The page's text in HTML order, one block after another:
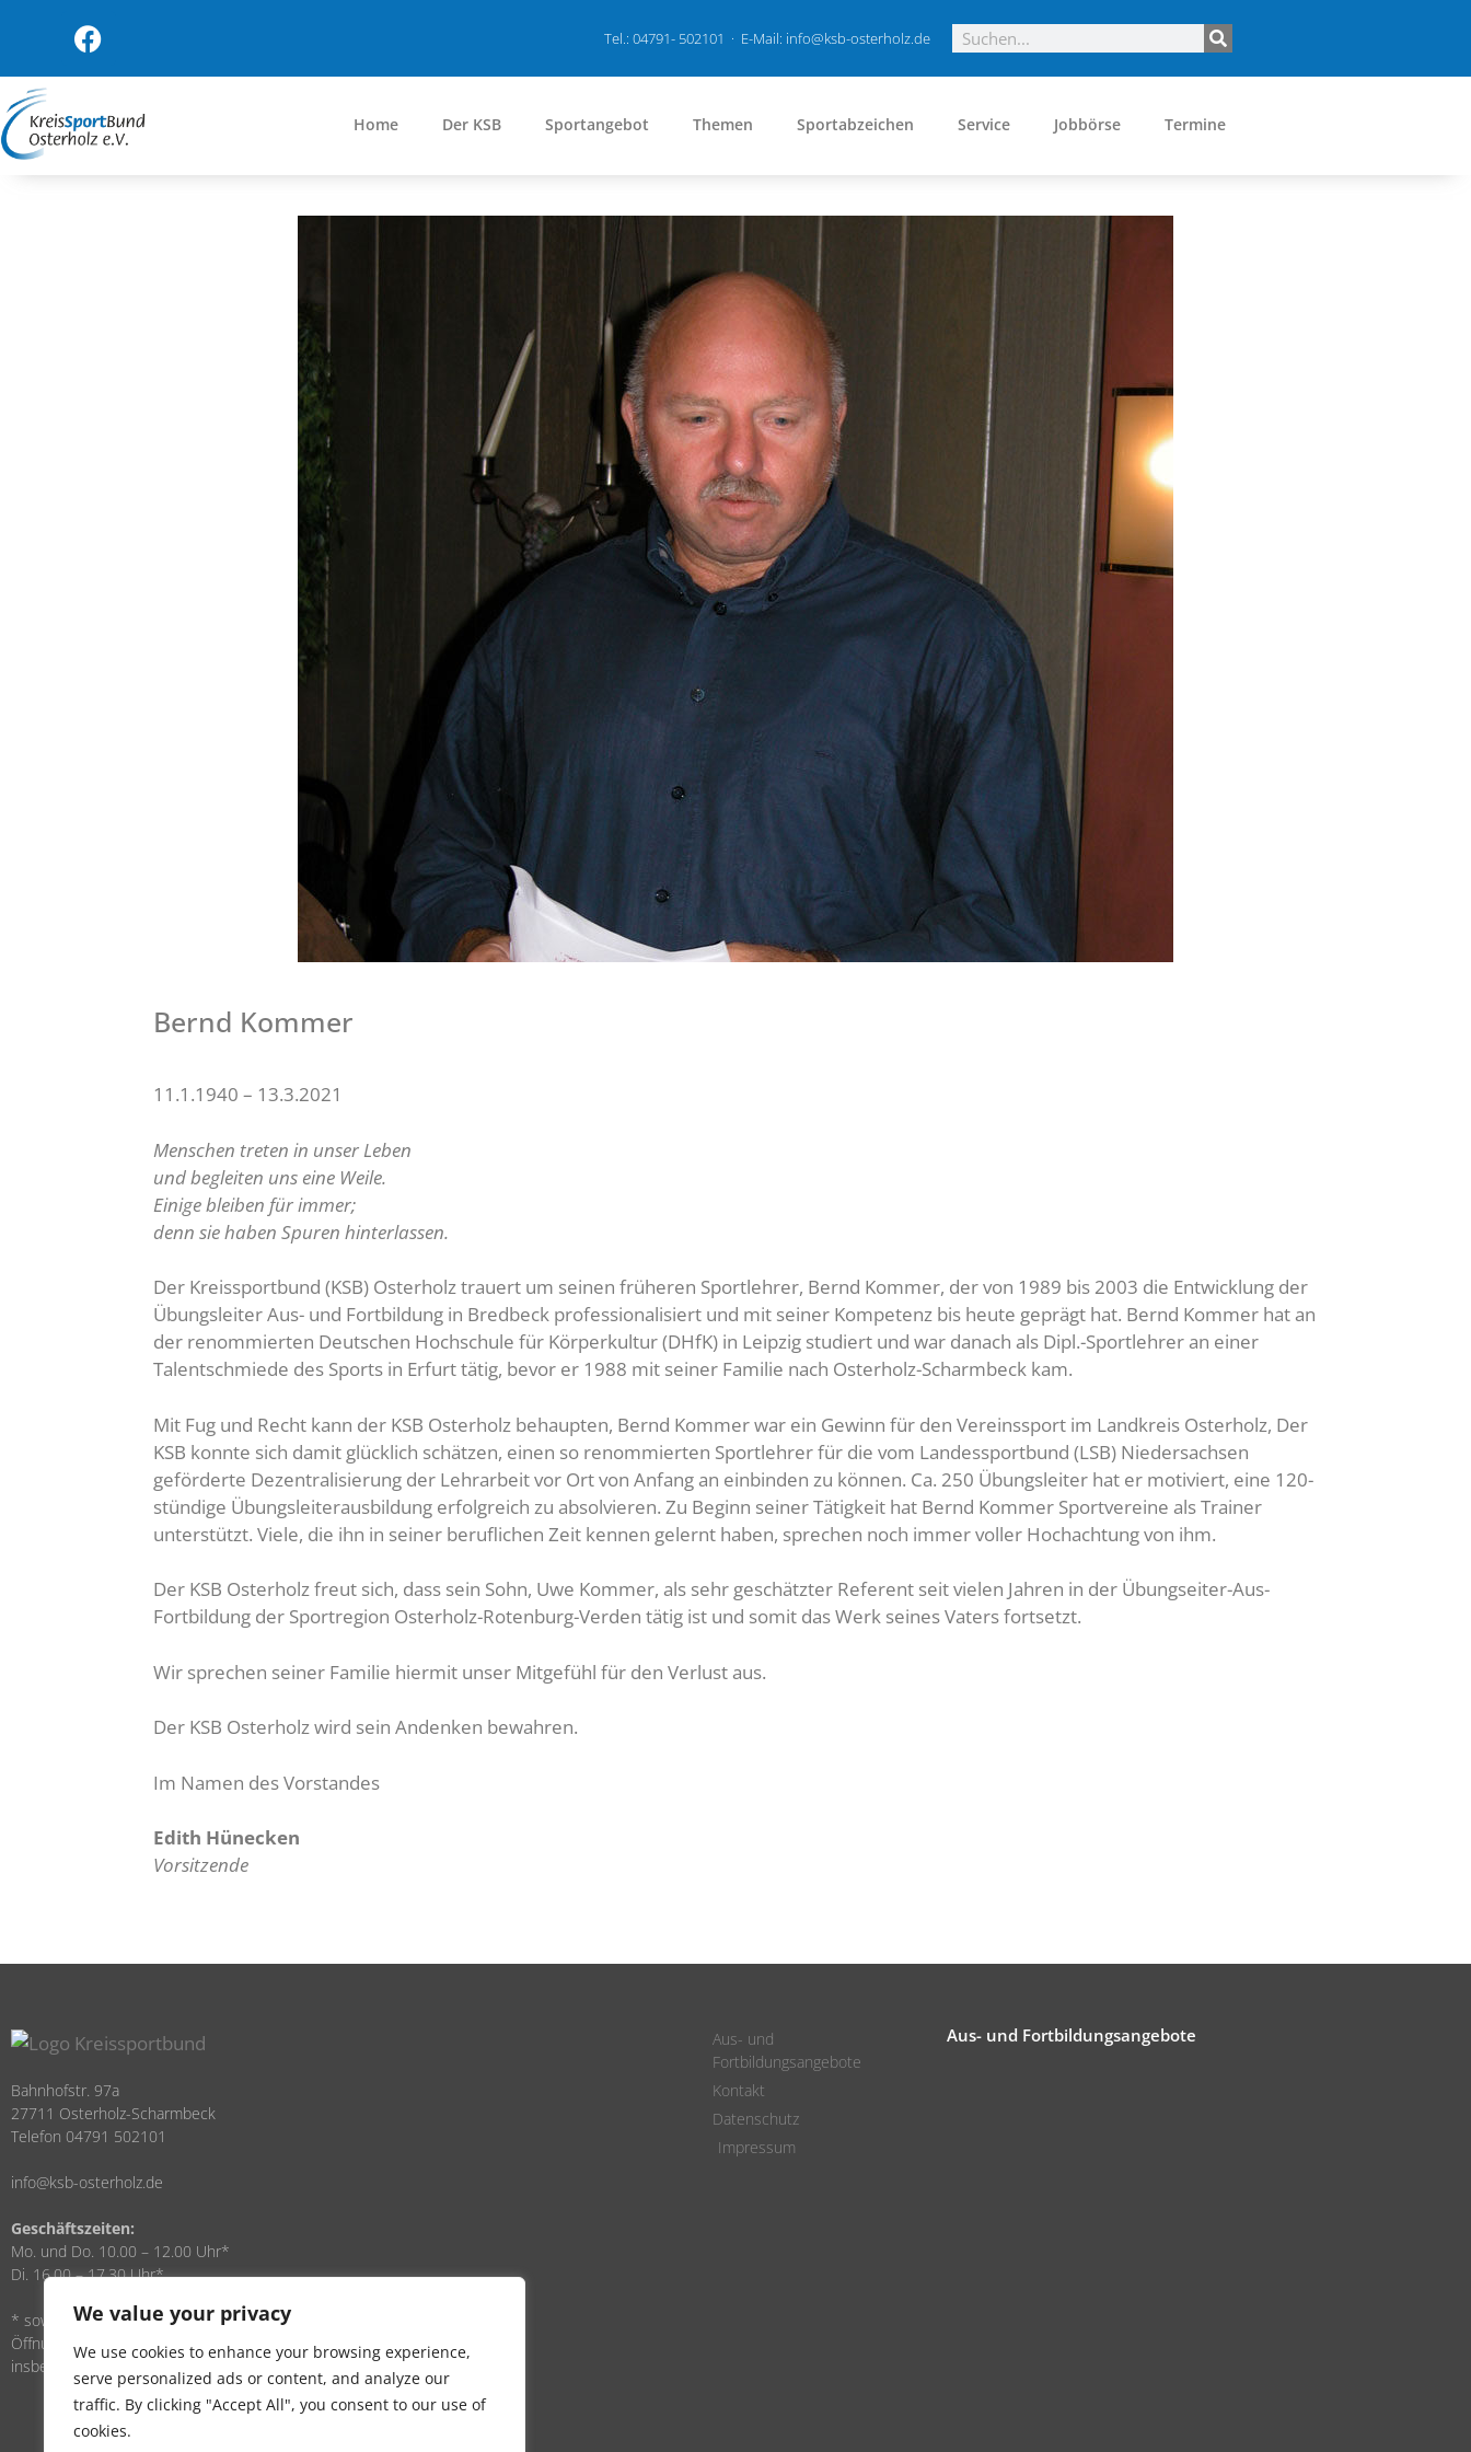
We value your privacy
We use cookies to enhance your browsing experience,
serve personalized ads or content, and analyze our
traffic. By clicking "Accept All", you consent to our use of
cookies.
Tel.: 04791- 502101 · E-Mail: info@ksb-osterholz.de
Home Der KSB Sportangebot Themen Sportabzeichen Service Jobbörse Termine
Bernd Kommer
11.1.1940 – 13.3.2021
Menschen treten in unser Leben
und begleiten uns eine Weile.
Einige bleiben für immer;
denn sie haben Spuren hinterlassen.
Der Kreissportbund (KSB) Osterholz trauert um seinen früheren Sportlehrer, Bernd Kommer, der von 1989 bis 2003 die Entwicklung der
Übungsleiter Aus- und Fortbildung in Bredbeck professionalisiert und mit seiner Kompetenz bis heute geprägt hat. Bernd Kommer hat an
der renommierten Deutschen Hochschule für Körperkultur (DHfK) in Leipzig studiert und war danach als Dipl.-Sportlehrer an einer
Talentschmiede des Sports in Erfurt tätig, bevor er 1988 mit seiner Familie nach Osterholz-Scharmbeck kam.
Mit Fug und Recht kann der KSB Osterholz behaupten, Bernd Kommer war ein Gewinn für den Vereinssport im Landkreis Osterholz, Der
KSB konnte sich damit glücklich schätzen, einen so renommierten Sportlehrer für die vom Landessportbund (LSB) Niedersachsen
geförderte Dezentralisierung der Lehrarbeit vor Ort von Anfang an einbinden zu können. Ca. 250 Übungsleiter hat er motiviert, eine 120-
stündige Übungsleiterausbildung erfolgreich zu absolvieren. Zu Beginn seiner Tätigkeit hat Bernd Kommer Sportvereine als Trainer
unterstützt. Viele, die ihn in seiner beruflichen Zeit kennen gelernt haben, sprechen noch immer voller Hochachtung von ihm.
Der KSB Osterholz freut sich, dass sein Sohn, Uwe Kommer, als sehr geschätzter Referent seit vielen Jahren in der Übungseiter-Aus-
Fortbildung der Sportregion Osterholz-Rotenburg-Verden tätig ist und somit das Werk seines Vaters fortsetzt.
Wir sprechen seiner Familie hiermit unser Mitgefühl für den Verlust aus.
Der KSB Osterholz wird sein Andenken bewahren.
Im Namen des Vorstandes
Edith Hünecken
Vorsitzende
Bahnhofstr. 97a
27711 Osterholz-Scharmbeck
Telefon 04791 502101
info@ksb-osterholz.de
Geschäftszeiten:
Mo. und Do. 10.00 – 12.00 Uhr*
Di. 16.00 – 17.30 Uhr*
* sowie nach Vereinbarung. Über die
Öffnungszeiten hinaus sind wir
insbesondere per E-Mail zu erreichen.
Aus- und
Fortbildungsangebote
Kontakt
Datenschutz
Impressum
Aus- und Fortbildungsangebote